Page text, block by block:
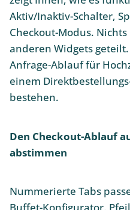
Aktiv/Inaktiv-Schalter,
Checkout-Modus.
anderen Widgets
Anfrage-Ablauf für
einem
bestehen.
Den Checkout-Ablauf
abstimmen
Nummerierte Tabs